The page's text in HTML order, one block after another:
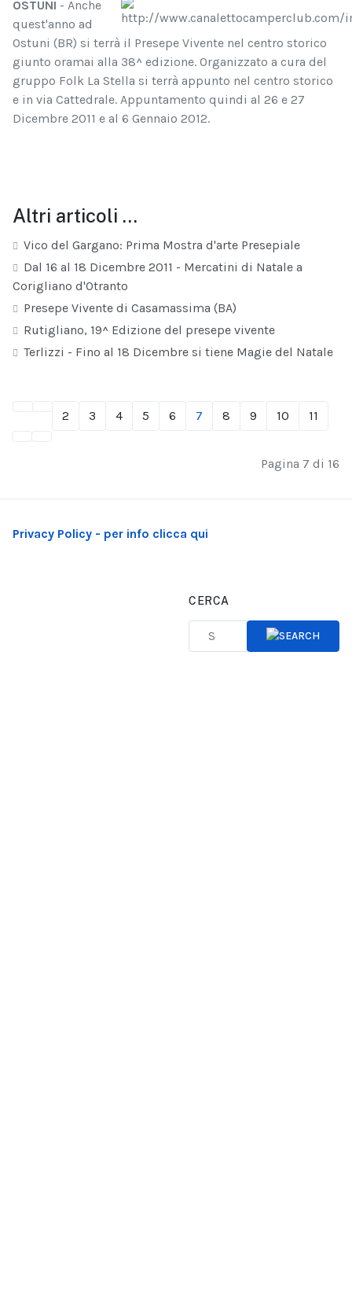
OSTUNI - Anche
quest'anno ad
Ostuni (BR) si terrà il Presepe Vivente nel centro storico
giunto oramai alla 38^ edizione. Organizzato a cura del
gruppo Folk La Stella si terrà appunto nel centro storico
e in via Cattedrale. Appuntamento quindi al 26 e 27
Dicembre 2011 e al 6 Gennaio 2012.
Altri articoli …
Vico del Gargano: Prima Mostra d'arte Presepiale
Dal 16 al 18 Dicembre 2011 - Mercatini di Natale a
Corigliano d'Otranto
Presepe Vivente di Casamassima (BA)
Rutigliano, 19^ Edizione del presepe vivente
Terlizzi - Fino al 18 Dicembre si tiene Magie del Natale
2 3 4 5 6 7 8 9 10 11
Pagina 7 di 16
Privacy Policy - per info clicca qui
CERCA